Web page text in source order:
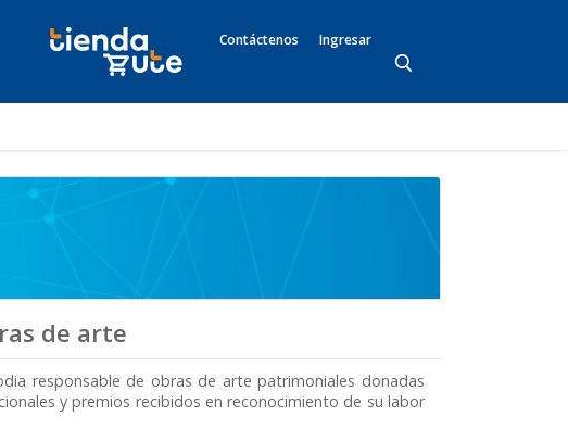
Contáctenos Ingresar
de arte
responsable de obras de arte patrimoniales donadas
y premios recibidos en reconocimiento de su labor